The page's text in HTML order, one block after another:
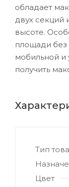
обладает
двух секций
высоте.
площади без
мобильной и
получить
Тип
Цвет